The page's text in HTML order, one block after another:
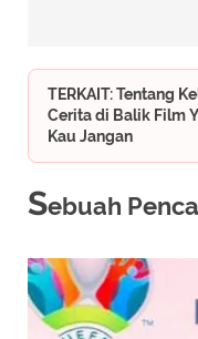
TERKAIT: Tentang
Cerita di Balik Film
Kau Jangan
Sebuah